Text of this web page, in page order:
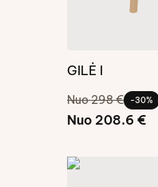
GILĖ I
Nuo 298 € -30%
Nuo 208.6 €